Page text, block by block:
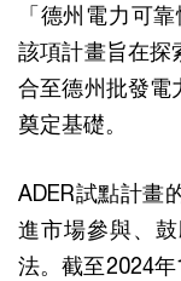
「德州電力可
該項計畫旨在探
合至德州批發電
奠定基礎。
ADER試點計畫
進市場參與、
法。截至2024